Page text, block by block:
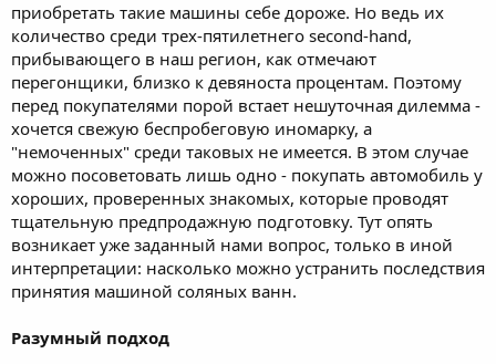
приобретать такие машины себе дороже. Но ведь их
количество среди трех-пятилетнего second-hand,
прибывающего в наш регион, как отмечают
перегонщики, близко к девяноста процентам. Поэтому
перед покупателями порой встает нешуточная дилемма -
хочется свежую беспробеговую иномарку, а
"немоченных" среди таковых не имеется. В этом случае
можно посоветовать лишь одно - покупать автомобиль у
хороших, проверенных знакомых, которые проводят
тщательную предпродажную подготовку. Тут опять
возникает уже заданный нами вопрос, только в иной
интерпретации: насколько можно устранить последствия
принятия машиной соляных ванн.
Разумный подход